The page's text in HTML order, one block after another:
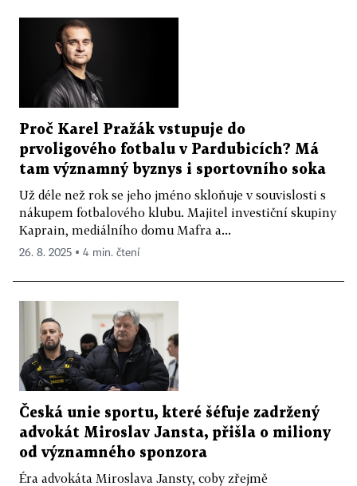
Proč Karel Pražák vstupuje do
prvoligového fotbalu v Pardubicích? Má
tam významný byznys i sportovního soka
Už déle než rok se jeho jméno skloňuje v souvislosti s
nákupem fotbalového klubu. Majitel investiční skupiny
Kaprain, mediálního domu Mafra a...
26. 8. 2025 ▪ 4 min. čtení
Česká unie sportu, které šéfuje zadržený
advokát Miroslav Jansta, přišla o miliony
od významného sponzora
Éra advokáta Miroslava Jansty, coby zřejmě